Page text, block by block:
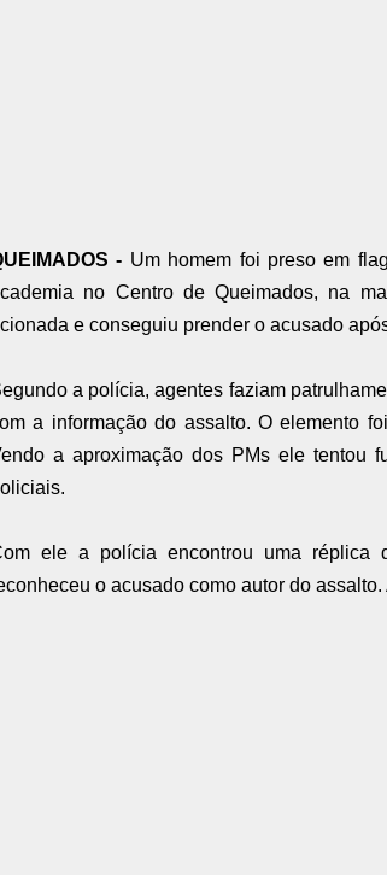
- Um homem foi preso em
no Centro de Queimados, na
e conseguiu prender o acusado
a polícia, agentes faziam
a informação do assalto. O elemento
a aproximação dos PMs ele tentou
ele a polícia encontrou uma
o acusado como autor do